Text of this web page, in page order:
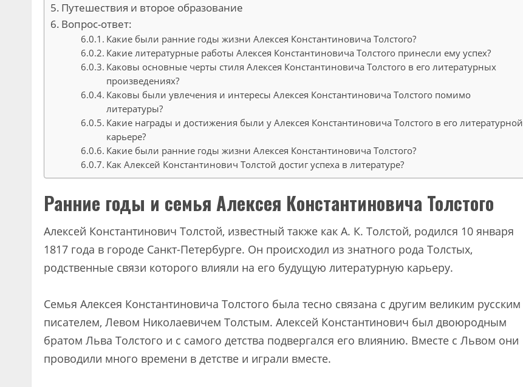
Путешествия и второе образование
Вопрос-ответ:
Какие были ранние годы жизни Алексея Константиновича Толстого?
Какие литературные работы Алексея Константиновича Толстого принесли ему успех?
Каковы основные черты стиля Алексея Константиновича Толстого в его литературных
произведениях?
Каковы были увлечения и интересы Алексея Константиновича Толстого помимо
литературы?
Какие награды и достижения были у Алексея Константиновича Толстого в его литературной
карьере?
Какие были ранние годы жизни Алексея Константиновича Толстого?
Как Алексей Константинович Толстой достиг успеха в литературе?
Ранние годы и семья Алексея Константиновича Толстого
Алексей Константинович Толстой, известный также как А. К. Толстой, родился 10 января
1817 года в городе Санкт-Петербурге. Он происходил из знатного рода Толстых,
родственные связи которого влияли на его будущую литературную карьеру.
Семья Алексея Константиновича Толстого была тесно связана с другим великим русским
писателем, Левом Николаевичем Толстым. Алексей Константинович был двоюродным
братом Льва Толстого и с самого детства подвергался его влиянию. Вместе с Львом они
проводили много времени в детстве и играли вместе.